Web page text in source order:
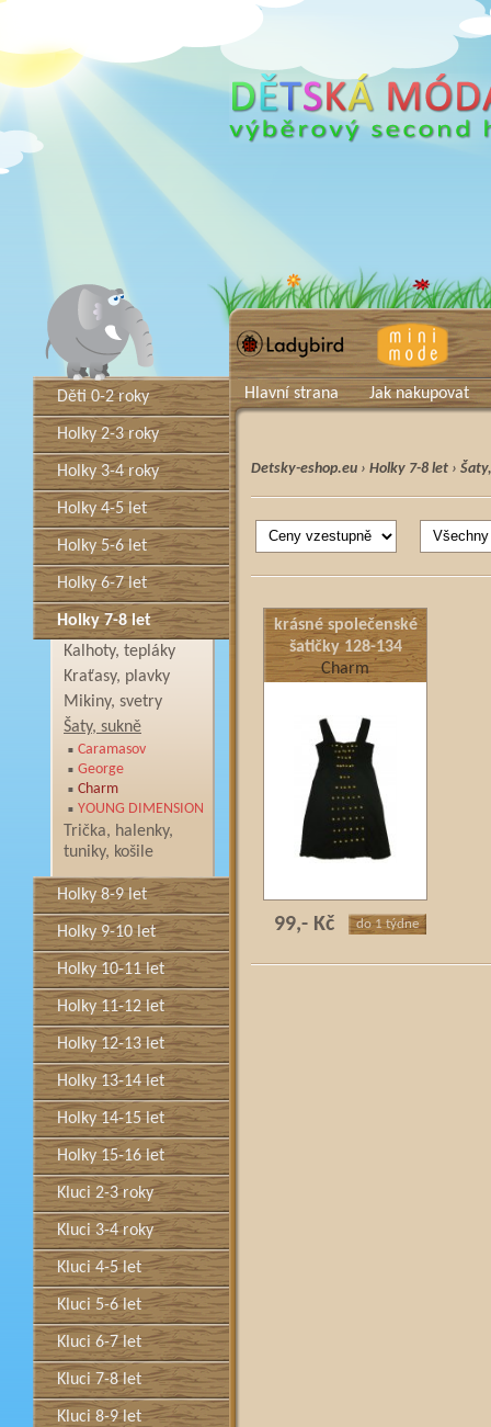
Detsky-eshop.eu › Holky 7-8 let ›
krásné společenské
šatičky 128-134
Charm
99,- Kč do 1 týdne
Děti 0-2 roky
Holky 2-3 roky
Holky 3-4 roky
Holky 4-5 let
Holky 5-6 let
Holky 6-7 let
Holky 7-8 let
Kalhoty, tepláky
Kraťasy, plavky
Mikiny, svetry
Šaty, sukně
Caramasov
George
Charm
YOUNG DIMENSION
Trička, halenky,
tuniky, košile
Holky 8-9 let
Holky 9-10 let
Holky 10-11 let
Holky 11-12 let
Holky 12-13 let
Holky 13-14 let
Holky 14-15 let
Holky 15-16 let
Kluci 2-3 roky
Kluci 3-4 roky
Kluci 4-5 let
Kluci 5-6 let
Kluci 6-7 let
Kluci 7-8 let
Kluci 8-9 let
Hlavní strana Jak nakupovat